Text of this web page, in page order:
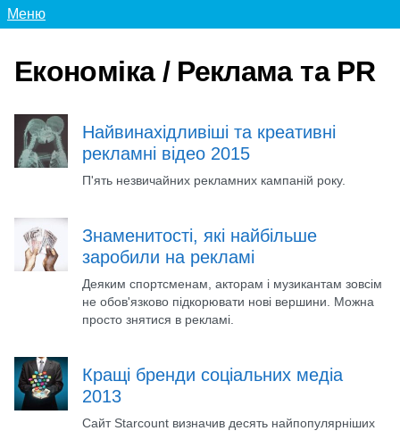
Меню
Економіка / Реклама та PR
Найвинахідливіші та креативні
рекламні відео 2015
П'ять незвичайних рекламних кампаній року.
Знаменитості, які найбільше
заробили на рекламі
Деяким спортсменам, акторам і музикантам зовсім
не обов'язково підкорювати нові вершини. Можна
просто знятися в рекламі.
Кращі бренди соціальних медіа
2013
Сайт Starcount визначив десять найпопулярніших